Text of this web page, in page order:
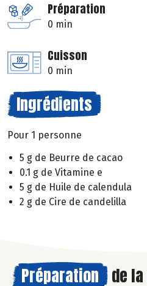
Préparation
0 min
Cuisson
0 min
Ingrédients
Pour 1 personne
5 g de Beurre de cacao
0.1 g de Vitamine e
5 g de Huile de calendula
2 g de Cire de candelilla
Préparation de la